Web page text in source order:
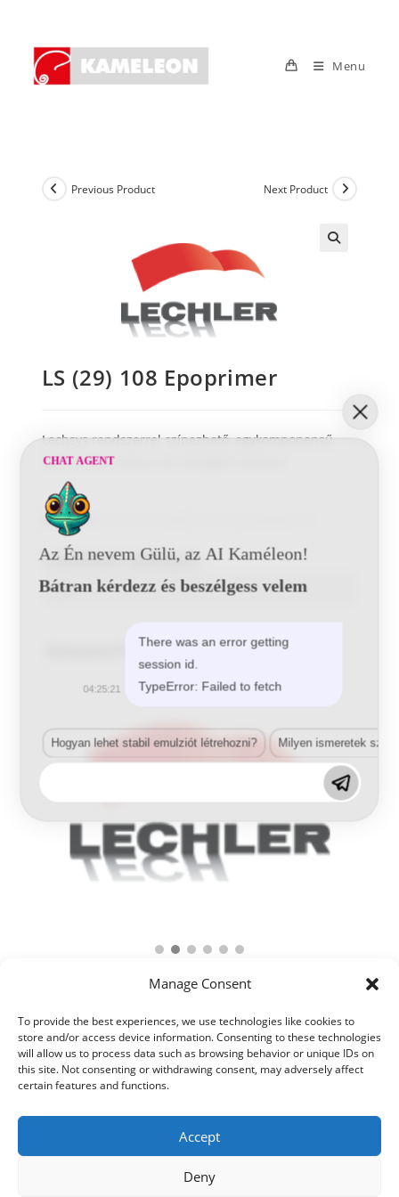
Manage Consent
To provide the best experiences, we use technologies like cookies to
store and/or access device information. Consenting to these technologies
will allow us to process data such as browsing behavior or unique IDs on
this site. Not consenting or withdrawing consent, may adversely affect
certain features and functions.
Accept
Deny
content
Menu
Previous Product Next Product
LS (29) 108 Epoprimer
Lechsys rendszerrel színezhető, egykomponensű,
epoxi-észter alapú, korróziógátló alapozó.
Kategória:
Letölthető adatlapok
Related Products
© 2021 Kaméleon Hungary Kft. Minden jog fenntartva. All rights
CHAT AGENT
Az Én nevem Gülü, az AI Kaméleon!
Bátran kérdezz és beszélgess velem
There was an error getting
session id.
TypeError: Failed to fetch
04:25:21
Hogyan lehet stabil emulziót létrehozni? Milyen ismeretek